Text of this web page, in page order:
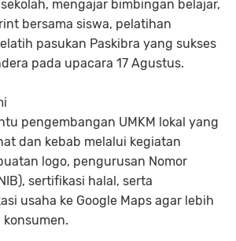
mengajar bimbingan belajar,
bersama siswa, pelatihan
pasukan Paskibra yang sukses
pada upacara 17 Agustus.
pengembangan UMKM lokal yang
dan kebab melalui kegiatan
logo, pengurusan Nomor
sertifikasi halal, serta
usaha ke Google Maps agar lebih